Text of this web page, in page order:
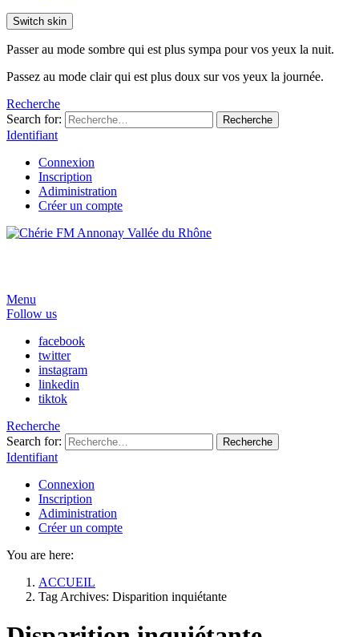
Switch skin
Passer au mode sombre qui est plus sympa pour vos yeux la nuit.
Passez au mode clair qui est plus doux sur vos yeux la journée.
Recherche
Search for:
Recherche
Identifiant
Connexion
Inscription
Adiministration
Créer un compte
Menu
Follow us
facebook
twitter
instagram
linkedin
tiktok
Recherche
Search for:
Recherche
Identifiant
Connexion
Inscription
Adiministration
Créer un compte
You are here:
ACCUEIL
Tag Archives: Disparition inquiétante